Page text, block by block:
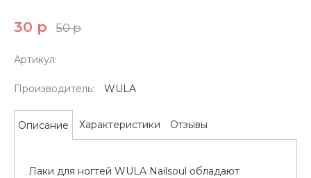
30 р 50 р
Артикул:
Производитель: WULA
Описание Характеристики Отзывы
Лаки для ногтей WULA Nailsoul обладают